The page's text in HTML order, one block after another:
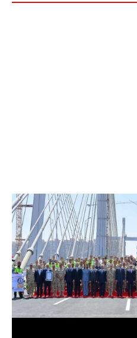
يفتتح محور روض الفرج
تحيا مصر